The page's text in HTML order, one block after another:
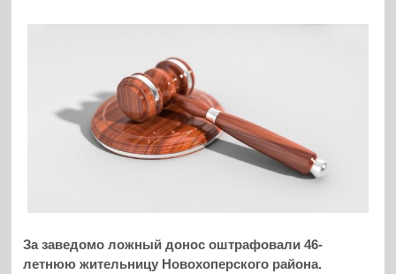
За заведомо ложный донос оштрафовали 46-
летнюю жительницу Новохоперского района.